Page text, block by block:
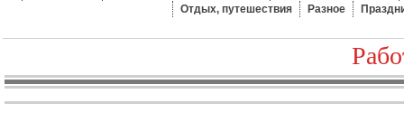
Отдых, путешествия
Разное